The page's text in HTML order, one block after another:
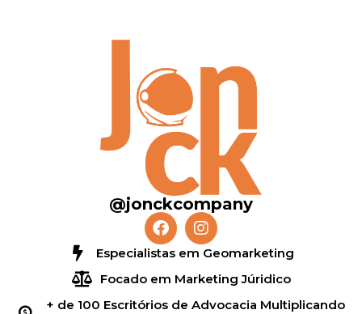
@jonckcompany
Especialistas em Geomarketing
Focado em Marketing Júridico
+ de 100 Escritórios de Advocacia Multiplicando